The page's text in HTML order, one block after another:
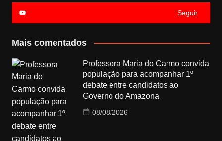
Seguir
Mais comentados
Professora Maria do Carmo convida
população para acompanhar 1º
debate entre candidatos ao
Governo do Amazona
08/08/2026